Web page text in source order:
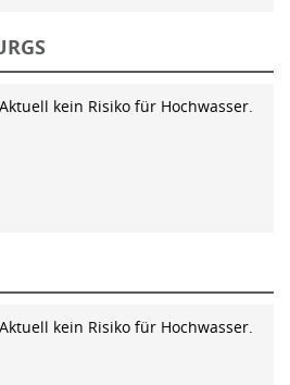
Aktuell kein Risiko für Hochwasser.
Aktuell kein Risiko für Hochwasser.